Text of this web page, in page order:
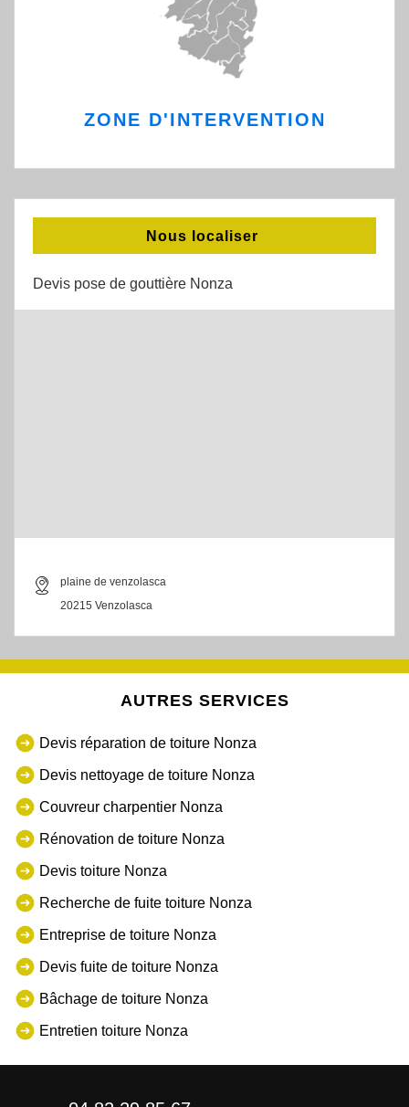
ZONE D'INTERVENTION
Nous localiser
Devis pose de gouttière Nonza
plaine de venzolasca
20215 Venzolasca
AUTRES SERVICES
Devis réparation de toiture Nonza
Devis nettoyage de toiture Nonza
Couvreur charpentier Nonza
Rénovation de toiture Nonza
Devis toiture Nonza
Recherche de fuite toiture Nonza
Entreprise de toiture Nonza
Devis fuite de toiture Nonza
Bâchage de toiture Nonza
Entretien toiture Nonza